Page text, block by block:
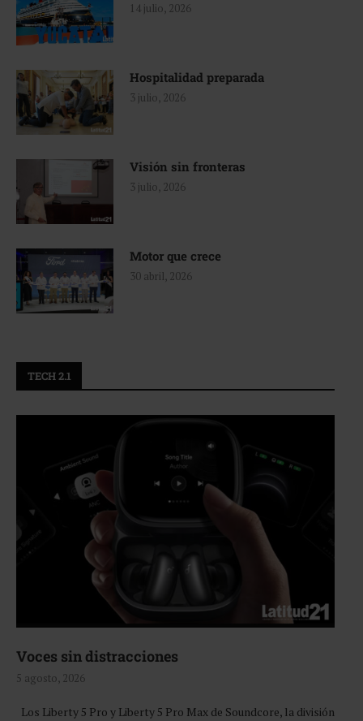
14 julio, 2026
Hospitalidad preparada
3 julio, 2026
Visión sin fronteras
3 julio, 2026
Motor que crece
30 abril, 2026
TECH 2.1
Voces sin distracciones
5 agosto, 2026
Los Liberty 5 Pro y Liberty 5 Pro Max de Soundcore, la división